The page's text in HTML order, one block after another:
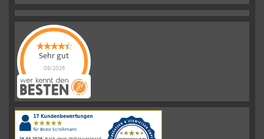
Sehr gut
08/2026
Schelkmann
Immobilienhat
|110Schelkmann
ImmobilienBewertungen
auf
werkenntdenBESTEN.de